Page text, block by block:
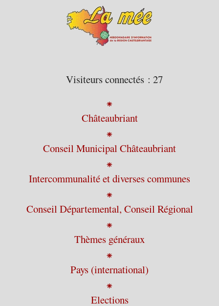
Visiteurs connectés :27
⁕
Châteaubriant
⁕
Conseil Municipal Châteaubriant
⁕
Intercommunalité et diverses communes
⁕
Conseil Départemental, Conseil Régional
⁕
Thèmes généraux
⁕
Pays (international)
⁕
Elections